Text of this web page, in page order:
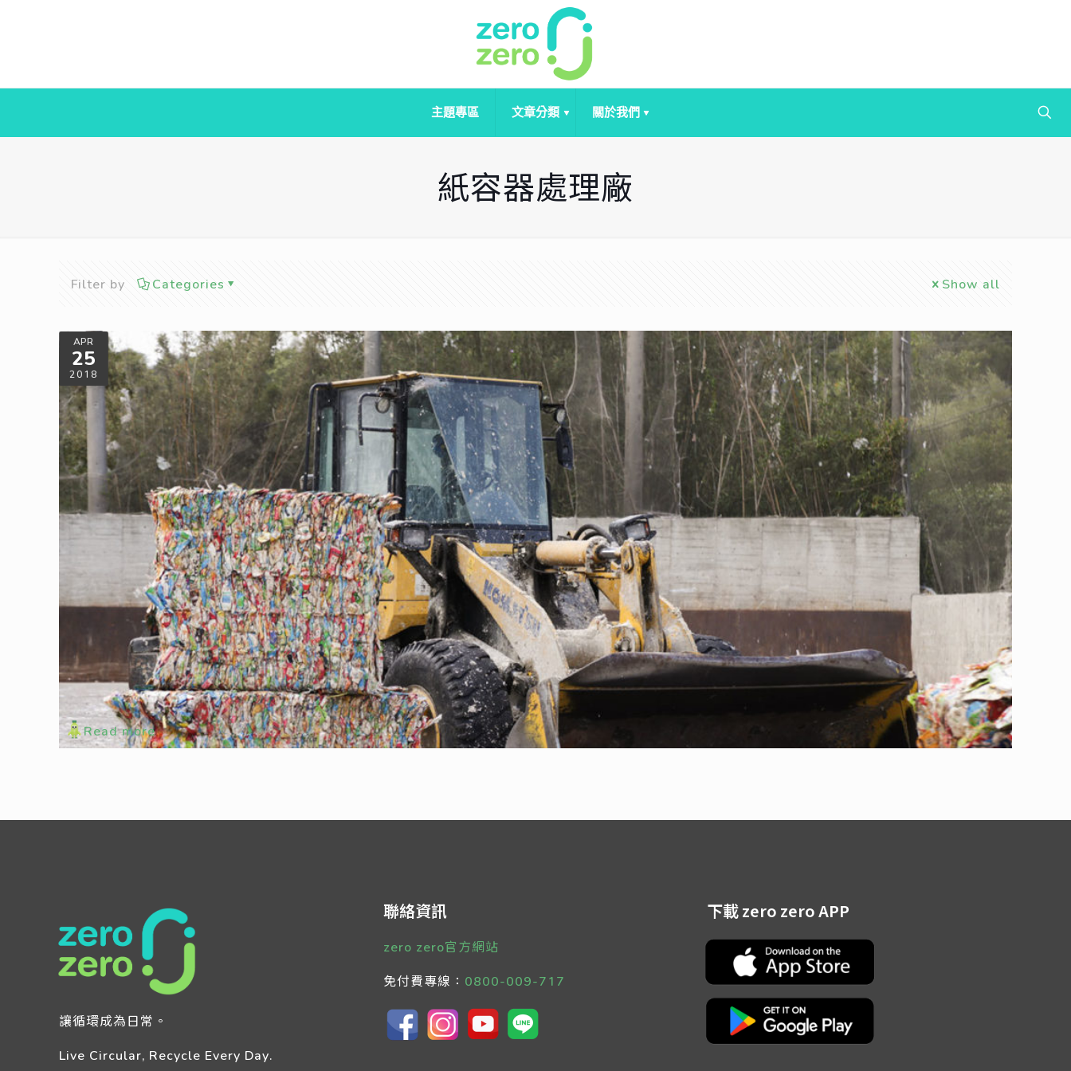
主題專區 文章分類 關於我們
紙容器處理廠
Filter by Categories Show all
APR
25
2018
紙容器 善於偽裝的紙張異類
隨著台灣外食族群增加，紙餐具、紙杯也因為其方便使用、用完即丟的特性，使得製造量和消費量不斷攀升，然而這些標示著環保標章的紙容器，卻不見得一定環保。根據環保署統計，台灣近年來紙容器的
年用量將近80億個，然而回收量只有8億個左右，大約只佔了一成。而紙容器回收率會如此低，也在在說明了回收體系出現問題，但是是民眾分類不確實？又或者是政策使然呢？
Read more
讓循環成為日常。
Live Circular, Recycle Every Day.
聯絡資訊
zero zero官方網站
免付費專線： 0800-009-717
下載 zero zero APP